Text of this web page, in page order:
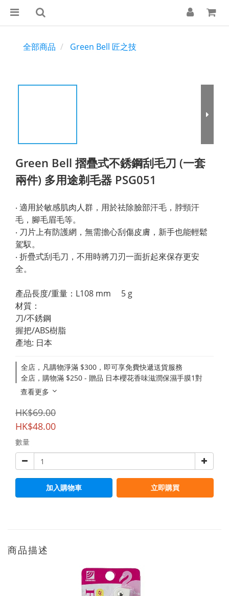
全部商品 Green Bell 匠之技
Green Bell 摺疊式不銹鋼刮毛刀 (一套
兩件) 多用途剃毛器 PSG051
‧ 適用於敏感肌肉人群，用於祛除臉部汗毛，脖頸汗
毛，腳毛眉毛等。
‧ 刀片上有防護網，無需擔心刮傷皮膚，新手也能輕鬆
駕馭。
‧ 折疊式刮毛刀，不用時將刀刃一面折起來保存更安
全。
產品長度/重量：L108 mm　 5 g
材質：
刀/不銹鋼
握把/ABS樹脂
產地: 日本
全店，凡購物淨滿 $300，即可享免費快遞送貨服務
全店，購物滿 $250 - 贈品 日本櫻花香味滋潤保濕手膜1對
查看更多
HK$69.00
HK$48.00
數量
加入購物車 立即購買
商品描述